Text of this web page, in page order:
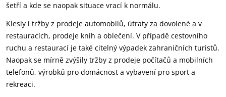
šetří a kde se naopak situace vrací k normálu.
Klesly i tržby z prodeje automobilů, útraty za dovolené a v
restauracích, prodeje knih a oblečení. V případě cestovního
ruchu a restaurací je také citelný výpadek zahraničních turistů.
Naopak se mírně zvýšily tržby z prodeje počítačů a mobilních
telefonů, výrobků pro domácnost a vybavení pro sport a
rekreaci.